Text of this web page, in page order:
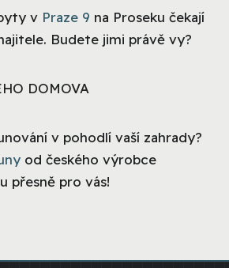
v Praze 9 na Proseku čekají
Budete jimi právě vy?
DOMOVA
v pohodlí vaší zahrady?
od českého výrobce
přesně pro vás!